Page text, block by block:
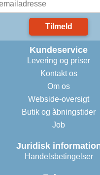
Tilmeld
Kundeservice
Levering og priser
Kontakt os
Om os
Webside-oversigt
Butik og åbningstider
Job
Juridisk
Handelsbetingelser